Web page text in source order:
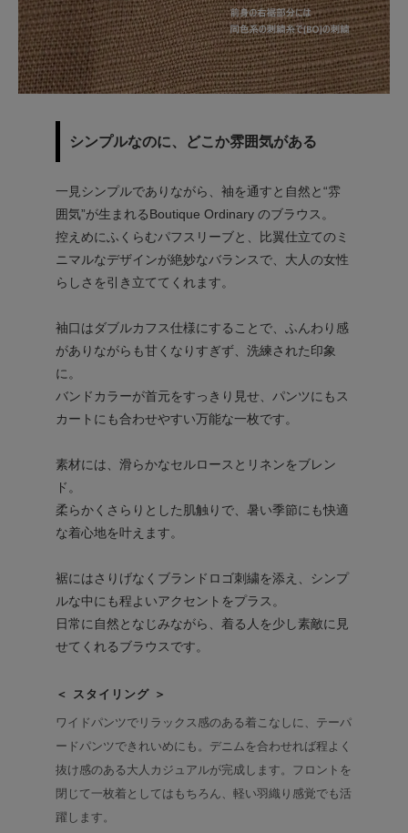
シンプルなのに、どこか雰囲気がある
一見シンプルでありながら、袖を通すと自然と“雰
囲気”が生まれるBoutique Ordinary のブラウス。
控えめにふくらむパフスリーブと、比翼仕立てのミ
ニマルなデザインが絶妙なバランスで、大人の女性
らしさを引き立ててくれます。
袖口はダブルカフス仕様にすることで、ふんわり感
がありながらも甘くなりすぎず、洗練された印象
に。
バンドカラーが首元をすっきり見せ、パンツにもス
カートにも合わせやすい万能な一枚です。
素材には、滑らかなセルロースとリネンをブレン
ド。
柔らかくさらりとした肌触りで、暑い季節にも快適
な着心地を叶えます。
裾にはさりげなくブランドロゴ刺繍を添え、シンプ
ルな中にも程よいアクセントをプラス。
日常に自然となじみながら、着る人を少し素敵に見
せてくれるブラウスです。
＜ スタイリング ＞
ワイドパンツでリラックス感のある着こなしに、テーパ
ードパンツできれいめにも。デニムを合わせれば程よく
抜け感のある大人カジュアルが完成します。フロントを
閉じて一枚着としてはもちろん、軽い羽織り感覚でも活
躍します。